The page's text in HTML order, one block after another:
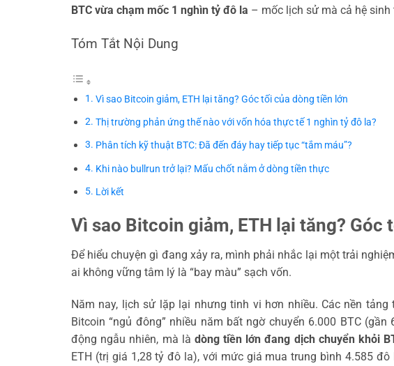
BTC vừa chạm mốc 1 nghìn tỷ đô la – mốc lịch sử mà cả hệ
Tóm Tắt Nội Dung
Vì sao Bitcoin giảm, ETH lại tăng? Góc tối của dòng tiền lớn
Thị trường phản ứng thế nào với vốn hóa thực tế 1 nghìn tỷ đô la?
Phân tích kỹ thuật BTC: Đã đến đáy hay tiếp tục “tắm máu”?
Khi nào bullrun trở lại? Mấu chốt nằm ở dòng tiền thực
Lời kết
Vì sao Bitcoin giảm, ETH lại tăng? Góc
Để hiểu chuyện gì đang xảy ra, mình phải nhắc lại một trải
ai không vững tâm lý là “bay màu” sạch vốn.
Năm nay, lịch sử lặp lại nhưng tinh vi hơn nhiều. Các nền
Bitcoin “ngủ đông” nhiều năm bất ngờ chuyển 6.000 BTC
động ngẫu nhiên, mà là dòng tiền lớn đang dịch chuyển khỏi
ETH (trị giá 1,28 tỷ đô la), với mức giá mua trung bình 4.585